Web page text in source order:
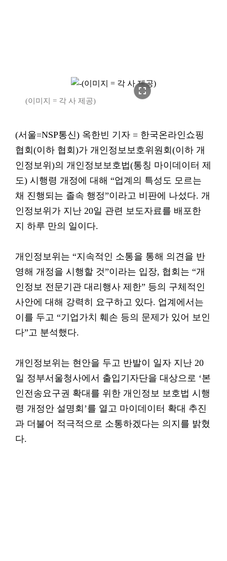
fullscreen
(이미지 = 각 사 제공)
(서울=NSP통신) 옥한빈 기자 = 한국온라인쇼핑
협회(이하 협회)가 개인정보보호위원회(이하 개
인정보위)의 개인정보보호법(통칭 마이데이터 제
도) 시행령 개정에 대해 “업계의 특성도 모르는
채 진행되는 졸속 행정”이라고 비판에 나섰다. 개
인정보위가 지난 20일 관련 보도자료를 배포한
지 하루 만의 일이다.
개인정보위는 “지속적인 소통을 통해 의견을 반
영해 개정을 시행할 것”이라는 입장, 협회는 “개
인정보 전문기관 대리행사 제한” 등의 구체적인
사안에 대해 강력히 요구하고 있다. 업계에서는
이를 두고 “기업가치 훼손 등의 문제가 있어 보인
다”고 분석했다.
개인정보위는 현안을 두고 반발이 일자 지난 20
일 정부서울청사에서 출입기자단을 대상으로 ‘본
인전송요구권 확대를 위한 개인정보 보호법 시행
령 개정안 설명회’를 열고 마이데이터 확대 추진
과 더불어 적극적으로 소통하겠다는 의지를 밝혔
다.